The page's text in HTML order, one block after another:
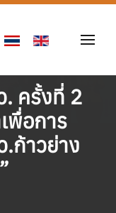
. ครั้งที่ 2
พื่อการ
ก้าวย่าง